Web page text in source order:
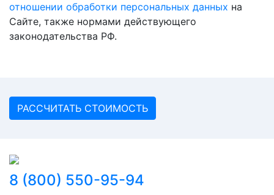
отношении обработки персональных данных на
Сайте, также нормами действующего
законодательства РФ.
РАССЧИТАТЬ СТОИМОСТЬ
8 (800) 550-95-94